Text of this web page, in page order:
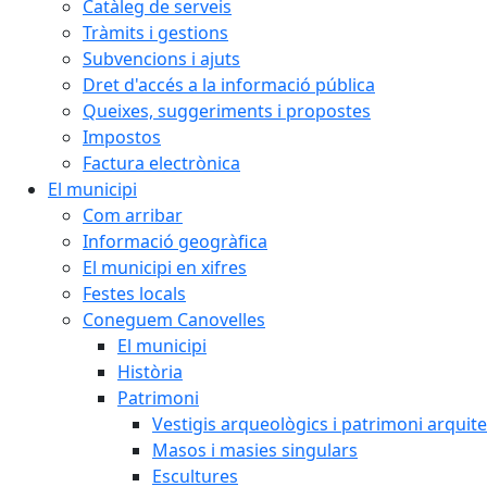
Catàleg de serveis
Tràmits i gestions
Subvencions i ajuts
Dret d'accés a la informació pública
Queixes, suggeriments i propostes
Impostos
Factura electrònica
El municipi
Com arribar
Informació geogràfica
El municipi en xifres
Festes locals
Coneguem Canovelles
El municipi
Història
Patrimoni
Vestigis arqueològics i patrimoni
Masos i masies singulars
Escultures